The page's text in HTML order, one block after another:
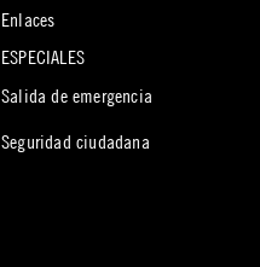
Enlaces
ESPECIALES
Salida de emergencia
Seguridad ciudadana